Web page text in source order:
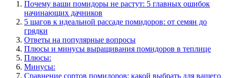
Почему ваши помидоры не растут: 5 главных ошибок
начинающих дачников
5 шагов к идеальной рассаде помидоров: от семян до
грядки
Ответы на популярные вопросы
Плюсы и минусы выращивания помидоров в теплице
Плюсы:
Минусы:
Сравнение сортов помидоров: какой выбрать для вашего